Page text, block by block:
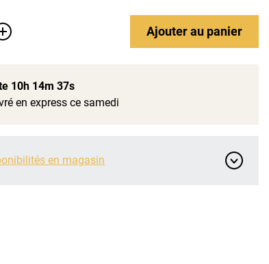
+ Ajouterau panier
10h 14m 36s
en express ce samedi
en magasin